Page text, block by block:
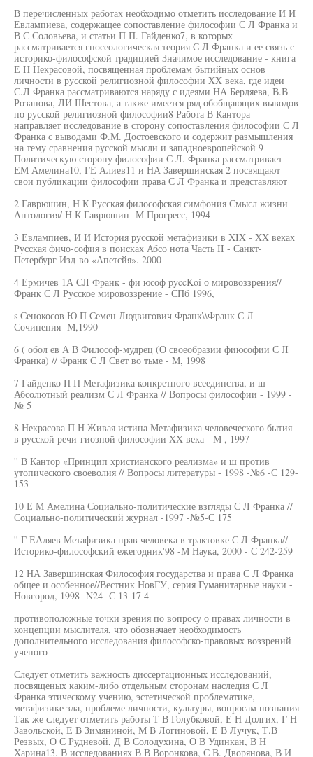
В перечисленных работах необходимо отметить исследование И И
Евлампиева, содержащее сопоставление философии С Л Франка и
В С Соловьева, и статьи П П. Гайденко7, в которых
рассматривается гносеологическая теория С Л Франка и ее связь с
историко-философской традицией Значимое исследование - книга
Е Н Некрасовой, посвященная проблемам бытийных основ
личности в русской религиозной философии XX века, где идеи
С.Л Франка рассматриваются наряду с идеями НА Бердяева, В.В
Розанова, ЛИ Шестова, а также имеется ряд обобщающих выводов
по русской религиозной философии8 Работа В Кантора
направляет исследование в сторону сопоставления философии С Л
Франка с выводами Ф.М. Достоевского и содержит размышления
на тему сравнения русской мысли и западноевропейской 9
Политическую сторону философии С Л. Франка рассматривает
ЕМ Амелина10, ГЕ Алиев11 и НА Завершинская 2 посвящают
свои публикации философии права С Л Франка и представляют
2 Гаврюшин, Н К Русская философская симфония Смысл жизни
Антология/ Н К Гаврюшин -М Прогресс, 1994
3 Евлампиев, И И История русской метафизики в XIX - XX веках
Русская фичо-софия в поисках Абсо нота Часть II - Санкт-
Петербург Изд-во «Апетсйя». 2000
4 Ермичев 1А CJI Франк - фи юсоф pyccKoi о мировоззрения//
Франк С Л Русское мировоззрение - СПб 1996,
s Сенокосов Ю П Семен Людвигович Франк\\Франк С Л
Сочинения -М,1990
6 ( обол ев А В Философ-мудрец (О своеобразии фиюсофии С JI
Франка) // Франк С Л Свет во тьме - М, 1998
7 Гайденко П П Метафизика конкретного всеединства, и ш
Абсолютный реализм С Л Франка // Вопросы философии - 1999 -
№ 5
8 Некрасова П Н Живая истина Метафизика человеческого бытия
в русской речи-гиозной философии XX века - М , 1997
'' В Кантор «Принцип христианского реализма» и ш против
утопического своеволия // Вопросы литературы - 1998 -№6 -С 129-
153
10 Е М Амелина Социально-политические взгляды С Л Франка //
Социально-политический журнал -1997 -№5-С 175
'' Г ЕАляев Метафизика прав человека в трактовке С Л Франка//
Историко-философский ежегодник'98 -М Наука, 2000 - С 242-259
12 НА Завершинская Философия государства и права С Л Франка
общее и особенное//Вестник НовГУ, серия Гуманитарные науки -
Новгород, 1998 -N24 -С 13-17 4
противоположные точки зрения по вопросу о правах личности в
концепции мыслителя, что обозначает необходимость
дополнительного исследования философско-правовых воззрений
ученого
Следует отметить важность диссертационных исследований,
посвященых каким-либо отдельным сторонам наследия С Л
Франка этическому учению, эстетической проблематике,
метафизике зла, проблеме личности, культуры, вопросам познания
Так же следует отметить работы Т В Голубковой, Е Н Долгих, Г Н
Завольской, Е В Зимяниной, М В Логиновой, Е В Лучук, Т.В
Резвых, О С Рудневой, Д В Солодухина, О В Удинкан, В Н
Харина13. В исследованиях В В Воронкова, С В. Дворянова, В И